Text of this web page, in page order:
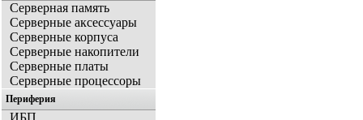
Серверная память
Серверные аксессуары
Серверные корпуса
Серверные накопители
Серверные платы
Серверные процессоры
Периферия